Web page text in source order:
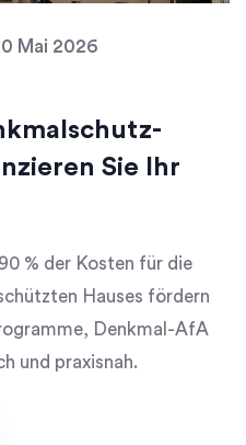
Mai 2026
Sie Ihr
% der Kosten für die
Hauses fördern
Denkmal-AfA
und praxisnah.